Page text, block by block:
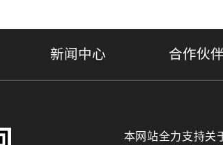
新闻中心 合作伙伴
本网站全力支持关